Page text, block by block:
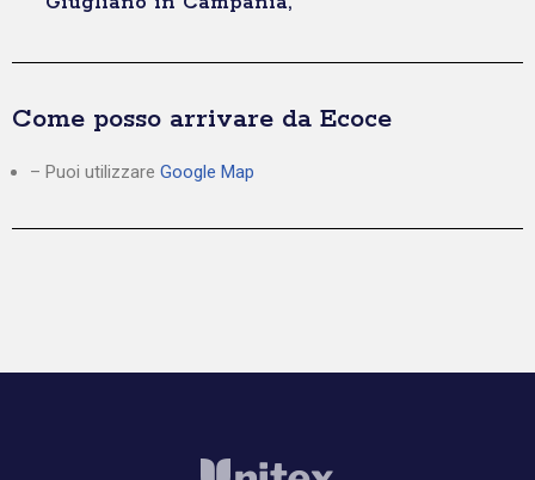
Come posso arrivare da Ecoce
– Puoi utilizzare Google Map